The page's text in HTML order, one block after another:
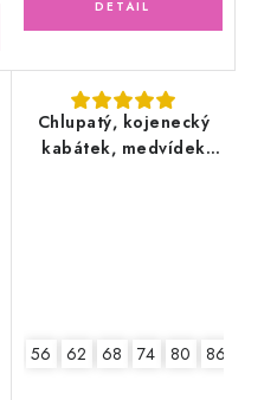
Chlupatý, kojenecký
kabátek, medvídek
56 62 68 74 80 86